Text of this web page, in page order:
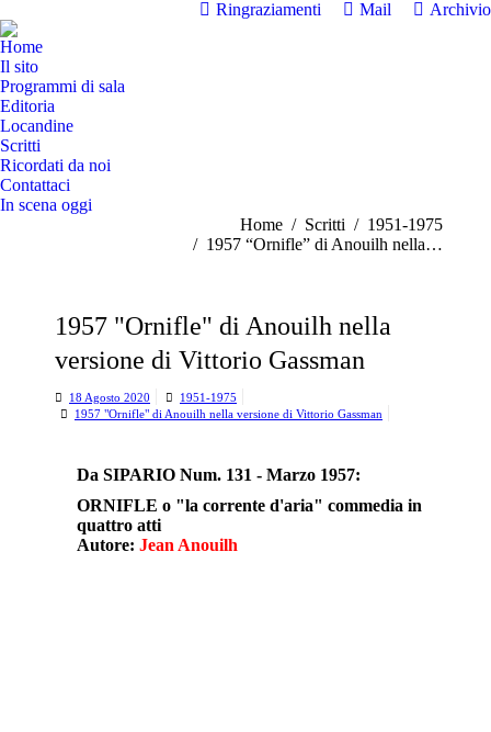
Ringraziamenti Mail
Archivio
Home
Il sito
Programmi di sala
Editoria
Locandine
Scritti
Ricordati da noi
Contattaci
In scena oggi
Home Scritti
1951-1975
1957 “Ornifle” di Anouilh nella…
1957 "Ornifle" di Anouilh nella
versione di Vittorio Gassman
18 Agosto 2020
1951-1975
1957 "Ornifle" di Anouilh nella versione di Vittorio Gassman
Da SIPARIO Num. 131 - Marzo 1957:
ORNIFLE o "la corrente d'aria" commedia in
quattro atti
Autore: Jean Anouilh